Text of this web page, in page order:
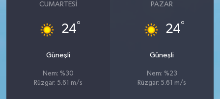
CUMARTESI
24°
Güneşli
Nem: %30
Rüzgar: 5.61 m/s
PAZAR
24°
Güneşli
Nem: %23
Rüzgar: 5.61 m/s